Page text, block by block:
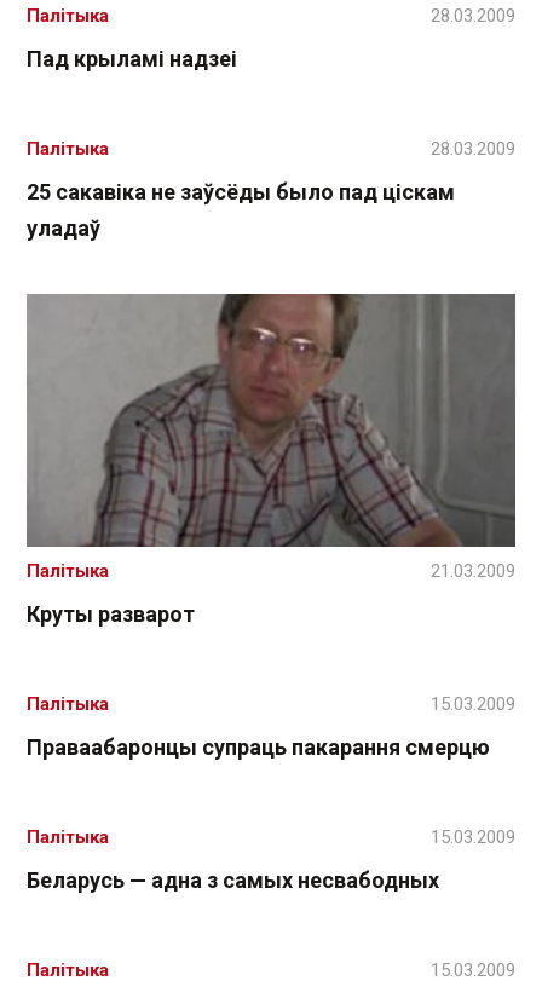
Пад крыламі надзеі
Палітыка 28.03.2009
25 сакавіка не заўсёды было пад ціскам
уладаў
Палітыка 28.03.2009
Круты разварот
Палітыка 21.03.2009
Праваабаронцы супраць пакарання смерцю
Палітыка 15.03.2009
Беларусь — адна з самых несвабодных
Палітыка 15.03.2009
Палітыка 15.03.2009